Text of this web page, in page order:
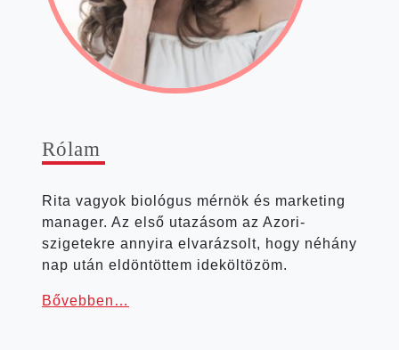
Rólam
Rita vagyok bio­ló­gus mér­nök és mar­ke­ting
mana­ger. Az első uta­zá­som az Azori-
szigetekre annyi­ra elva­rá­zsolt, hogy néhány
nap után eldön­töt­tem ideköltözöm.
Bőveb­ben…